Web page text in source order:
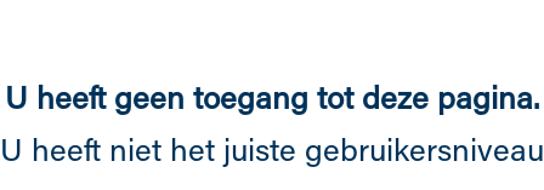
U heeft geen toegang tot deze pagina.
U heeft niet het juiste gebruikersniveau